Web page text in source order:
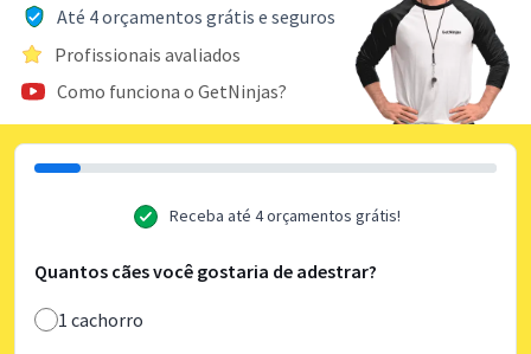
Até 4 orçamentos grátis e seguros
Profissionais avaliados
Como funciona o GetNinjas?
Receba até 4 orçamentos grátis!
Quantos cães você gostaria de adestrar?
1 cachorro